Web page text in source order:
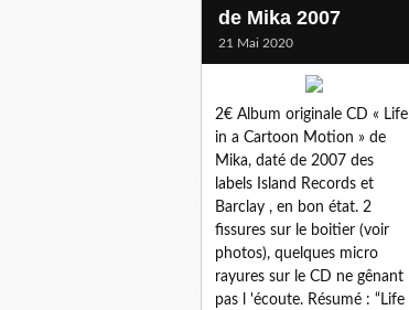
de Mika 2007
21 Mai 2020
2€ Album originale CD « Life
in a Cartoon Motion » de
Mika, daté de 2007 des
labels Island Records et
Barclay , en bon état. 2
fissures sur le boitier (voir
photos), quelques micro
rayures sur le CD ne gênant
pas l 'écoute. Résumé : “Life